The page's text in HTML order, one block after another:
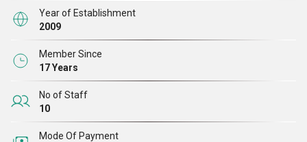
एनएटीसीए,Year of Establishment
2009
Member Since
17 Years
No of Staff
10
Mode Of Payment